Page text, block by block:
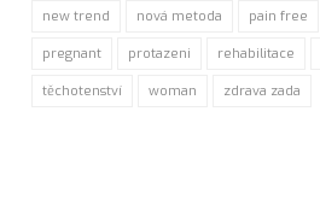
new trend nová metoda pain free
pregnant protazeni rehabilitace
těchotenství woman zdrava zada